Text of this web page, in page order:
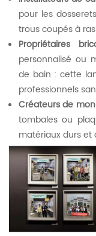
pour les
trous coupés à
Propriétaires
personnalisé ou
de bain : cette
professionnels
Créateurs de
tombales ou
matériaux durs et